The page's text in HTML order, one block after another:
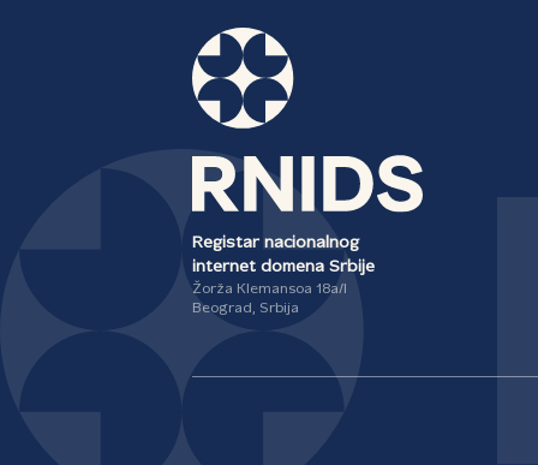
Registar nacionalnog
internet domena Srbije
Žorža Klemansoa 18a/I
Beograd, Srbija